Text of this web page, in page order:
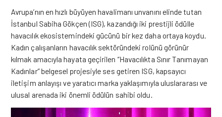
Avrupa’nın en hızlı büyüyen havalimanı unvanını elinde tutan
İstanbul Sabiha Gökçen (ISG), kazandığı iki prestijli ödülle
havacılık ekosistemindeki gücünü bir kez daha ortaya koydu.
Kadın çalışanların havacılık sektöründeki rolünü görünür
kılmak amacıyla hayata geçirilen “Havacılıkta Sınır Tanımayan
Kadınlar” belgesel projesiyle ses getiren ISG, kapsayıcı
iletişim anlayışı ve yaratıcı marka yaklaşımıyla uluslararası ve
ulusal arenada iki önemli ödülün sahibi oldu.